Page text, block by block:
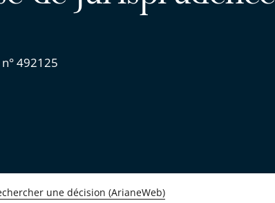
492125
une décision (ArianeWeb)